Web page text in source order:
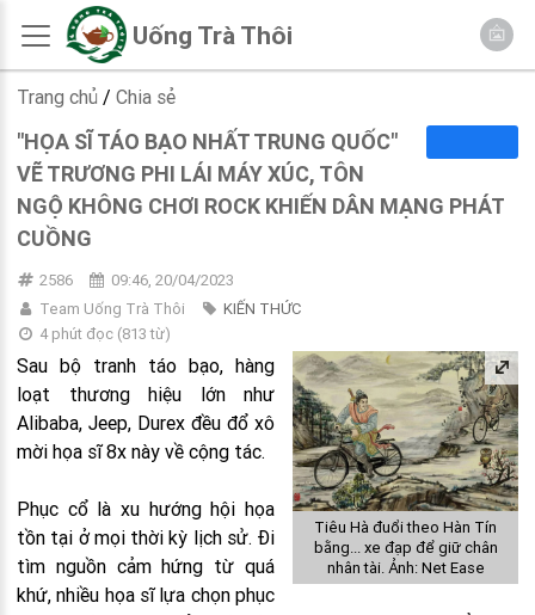
Uống Trà Thôi
Trang chủ / Chia sẻ
"HỌA SĨ TÁO BẠO NHẤT TRUNG QUỐC"
VẼ TRƯƠNG PHI LÁI MÁY XÚC, TÔN
NGỘ KHÔNG CHƠI ROCK KHIẾN DÂN MẠNG PHÁT
CUỒNG
2586
09:46, 20/04/2023
Team Uống Trà Thôi
KIẾN THỨC
4 phút đọc(813từ)
Tiêu Hà đuổi theo Hàn Tín
bằng... xe đạp để giữ chân
nhân tài. Ảnh: Net Ease
Sau bộ tranh táo bạo, hàng
loạt thương hiệu lớn như
Alibaba, Jeep, Durex đều đổ xô
mời họa sĩ 8x này về cộng tác.
Phục cổ là xu hướng hội họa
tồn tại ở mọi thời kỳ lịch sử. Đi
tìm nguồn cảm hứng từ quá
khứ, nhiều họa sĩ lựa chọn phục